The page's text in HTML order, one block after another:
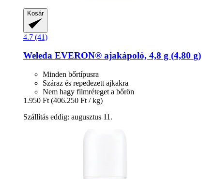
Kosár
4.7 (41)
Weleda EVERON® ajakápoló, 4,8 g (4,80 g)
Minden bőrtípusra
Száraz és repedezett ajkakra
Nem hagy filmréteget a bőrön
1.950 Ft (406.250 Ft / kg)
Szállítás eddig: augusztus 11.